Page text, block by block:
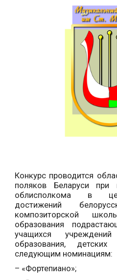
Конкурс проводится
поляков Беларуси при
облисполкома в
достижений
композиторской
образования
учащихся
образования,
следующим номинациям:
– «Фортепиано»;